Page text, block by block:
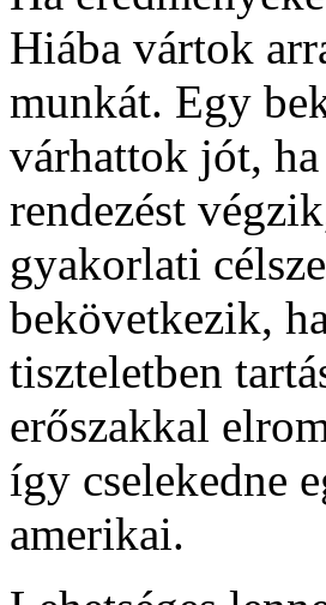
Hiába vártok
munkát. Egy
várhattok jót,
rendezést
gyakorlati
bekövetkezik,
tiszteletben
erőszakkal
így cselekedne
amerikai.